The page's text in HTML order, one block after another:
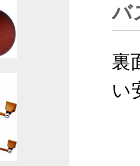
バ
裏
い